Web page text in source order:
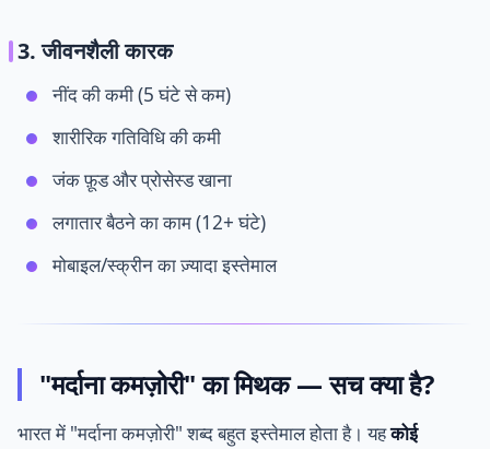
3. जीवनशैली कारक
नींद की कमी (5 घंटे से कम)
शारीरिक गतिविधि की कमी
जंक फ़ूड और प्रोसेस्ड खाना
लगातार बैठने का काम (12+ घंटे)
मोबाइल/स्क्रीन का ज़्यादा इस्तेमाल
"मर्दाना कमज़ोरी" का मिथक — सच क्या है?
भारत में "मर्दाना कमज़ोरी" शब्द बहुत इस्तेमाल होता है। यहकोई